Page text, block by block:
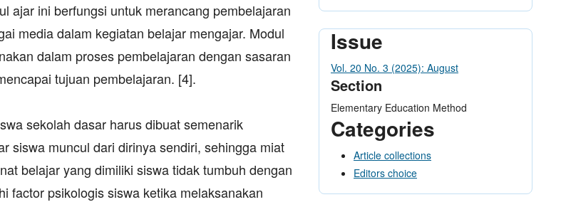
ajar ini berfungsi untuk merancang pembelajaran
media dalam kegiatan belajar mengajar. Modul
dalam proses pembelajaran dengan sasaran
tujuan pembelajaran. [4].
sekolah dasar harus dibuat semenarik
siswa muncul dari dirinya sendiri, sehingga miat
belajar yang dimiliki siswa tidak tumbuh dengan
factor psikologis siswa ketika melaksanakan
Issue
Vol. 20 No. 3 (2025): August
Section
Elementary Education Method
Categories
Article collections
Editors choice